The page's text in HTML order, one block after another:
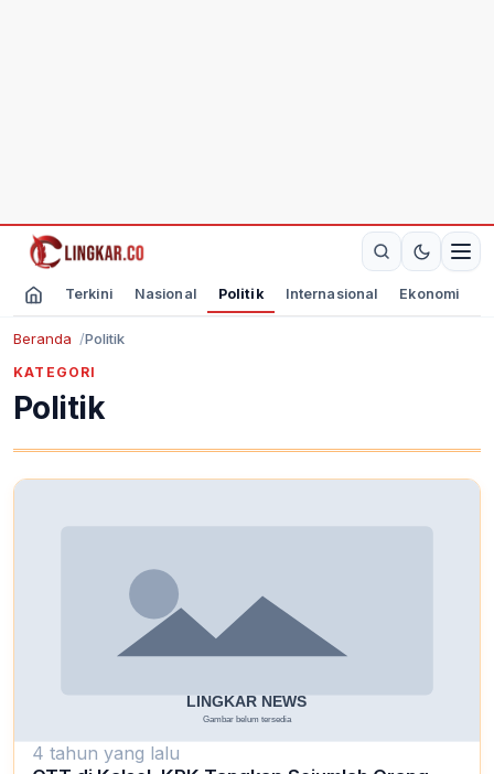
Terkini Nasional Politik Internasional Ekonomi
Beranda Politik
KATEGORI
Politik
4 tahun yang lalu